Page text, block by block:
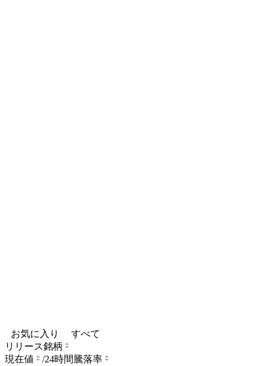
お気に入り
すべて
リリース銘柄
現在値
/24時間騰落率